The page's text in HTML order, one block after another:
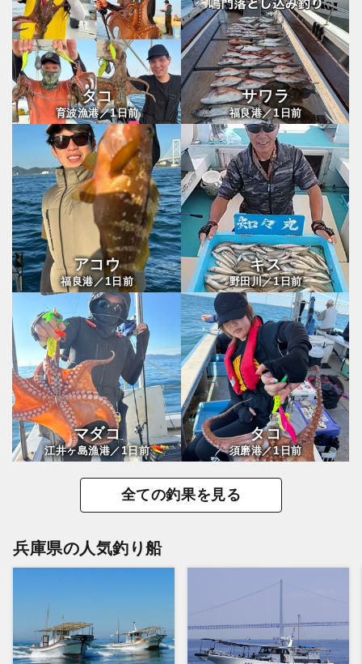
タコ
育波漁港／1日前
サワラ
福良港／1日前
アコウ
福良港／1 日前
キス
野田川／1日前
マダコ
江井ヶ島漁港／ 1日前
タコ
須磨港／1日前
全ての釣果を見る
兵庫県の人気釣り船